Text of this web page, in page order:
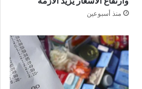
منذ أسبوعين